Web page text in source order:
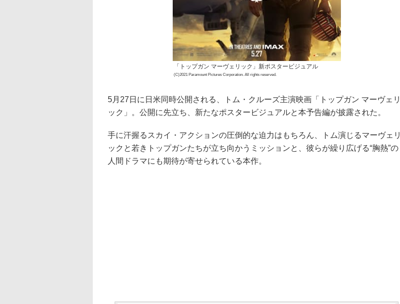
「トップガン マーヴェリック」新ポスタービジュアル
(C)2021 Paramount Pictures Corporation. All rights reserved.
5月27日に日米同時公開される、トム・クルーズ主演映画「トップガン マーヴェリ
ック」。公開に先立ち、新たなポスタービジュアルと本予告編が披露された。
手に汗握るスカイ・アクションの圧倒的な迫力はもちろん、トム演じるマーヴェリ
ックと若きトップガンたちが立ち向かうミッションと、彼らが繰り広げる“胸熱”の
人間ドラマにも期待が寄せられている本作。